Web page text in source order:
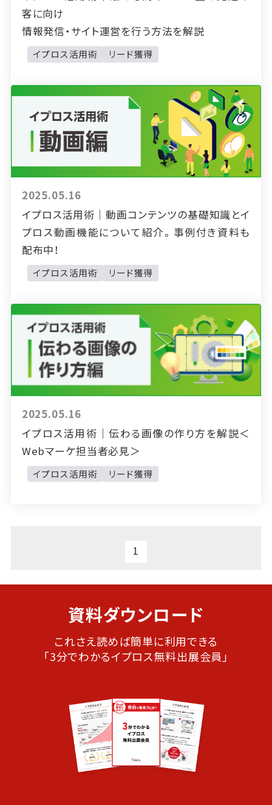
客に向け
情報発信・サイト運営を行う方法を解説
イプロス活用術 リード獲得
2025.05.16
イプロス活用術｜動画コンテンツの基礎知識とイ
プロス動画機能について紹介。事例付き資料も
配布中！
イプロス活用術 リード獲得
2025.05.16
イプロス活用術｜伝わる画像の作り方を解説＜
Webマーケ担当者必見＞
イプロス活用術 リード獲得
1
資料ダウンロード
これさえ読めば簡単に利用できる
「3分でわかるイプロス無料出展会員」